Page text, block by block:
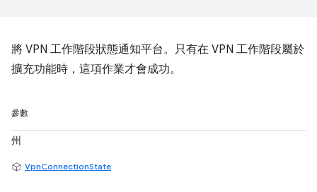
將 VPN 工作階段狀態通知平台。只有在 VPN 工作階段屬於
擴充功能時，這項作業才會成功。
參數
州
VpnConnectionState